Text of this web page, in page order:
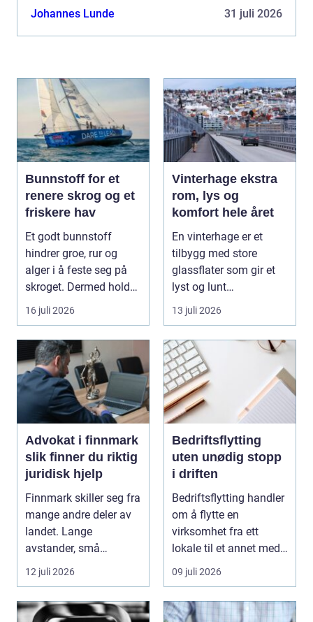
innebærer, når det er nødvendig og hvilke
Johannes Lunde 31 juli 2026
Bunnstoff for et
renere skrog og et
friskere hav
Et godt bunnstoff
hindrer groe, rur og
alger i å feste seg på
skroget. Dermed holder
båten bedre far...
16 juli 2026
Vinterhage ekstra
rom, lys og
komfort hele året
En vinterhage er et
tilbygg med store
glassflater som gir et
lyst og lunt
oppholdsrom nær
hagen, ogs...
13 juli 2026
Advokat i finnmark
slik finner du riktig
juridisk hjelp
Finnmark skiller seg fra
mange andre deler av
landet. Lange
avstander, små
lokalsamfunn, sterk
tilkn...
12 juli 2026
Bedriftsflytting
uten unødig stopp
i driften
Bedriftsflytting handler
om å flytte en
virksomhet fra ett
lokale til et annet med
minst mulig...
09 juli 2026